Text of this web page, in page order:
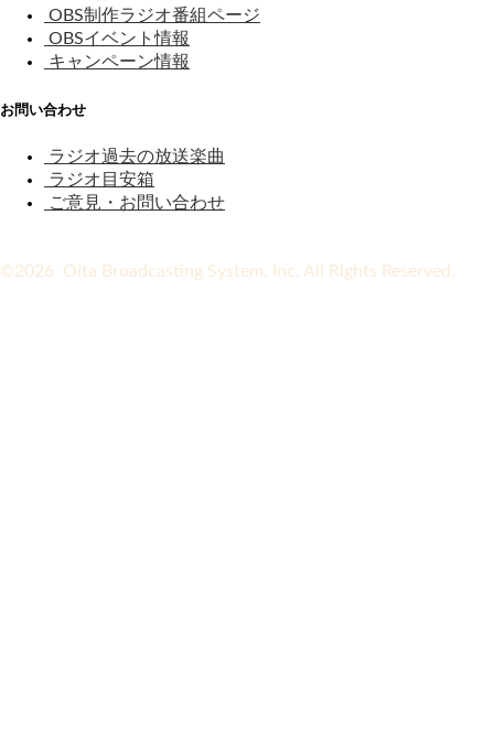
OBS制作ラジオ番組ページ
OBSイベント情報
キャンペーン情報
お問い合わせ
ラジオ過去の放送楽曲
ラジオ目安箱
ご意見・お問い合わせ
©2026 Oita Broadcasting System, Inc. All Rights Reserved.